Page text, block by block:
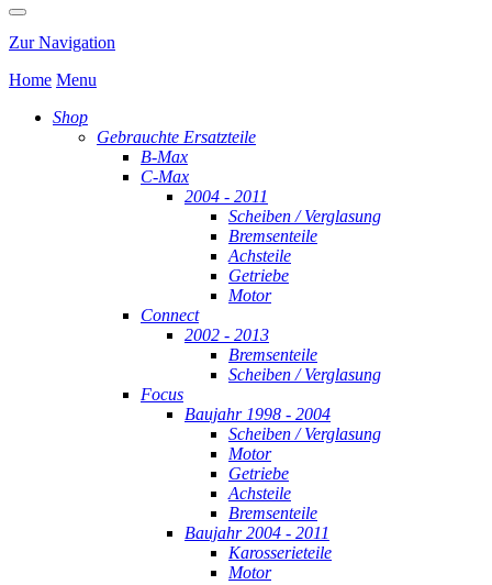
Zur Navigation
Home Menu
Shop
Gebrauchte Ersatzteile
B-Max
C-Max
2004 - 2011
Scheiben / Verglasung
Bremsenteile
Achsteile
Getriebe
Motor
Connect
2002 - 2013
Bremsenteile
Scheiben / Verglasung
Focus
Baujahr 1998 - 2004
Scheiben / Verglasung
Motor
Getriebe
Achsteile
Bremsenteile
Baujahr 2004 - 2011
Karosserieteile
Motor